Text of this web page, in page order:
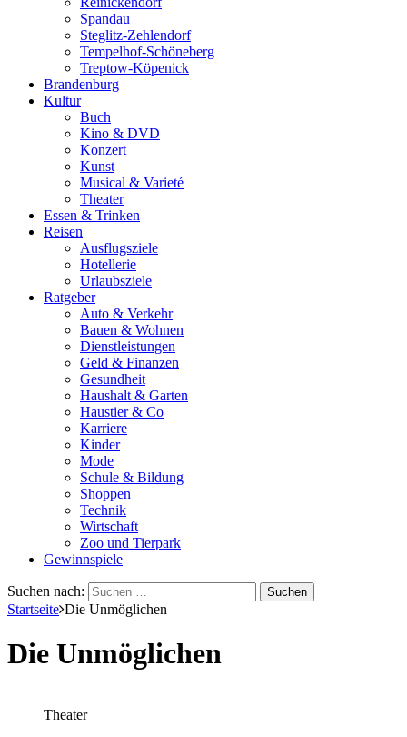
Spandau
Steglitz-Zehlendorf
Tempelhof-Schöneberg
Treptow-Köpenick
Brandenburg
Kultur
Buch
Kino & DVD
Konzert
Kunst
Musical & Varieté
Theater
Essen & Trinken
Reisen
Ausflugsziele
Hotellerie
Urlaubsziele
Ratgeber
Auto & Verkehr
Bauen & Wohnen
Dienstleistungen
Geld & Finanzen
Gesundheit
Haushalt & Garten
Haustier & Co
Karriere
Kinder
Mode
Schule & Bildung
Shoppen
Technik
Wirtschaft
Zoo und Tierpark
Gewinnspiele
Suchen nach:
Startseite Die Unmöglichen
Die Unmöglichen
Theater